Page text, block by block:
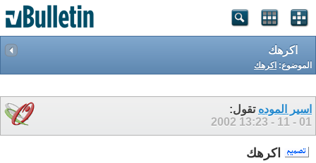
اكرهك
الموضوع: اكرهك
اسير الموده تقول:
01 - 11 - 2002
13:23
اكرهك